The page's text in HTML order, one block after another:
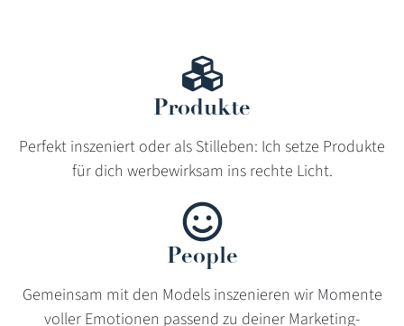
Produkte
Perfekt inszeniert oder als Stilleben: Ich setze Produkte
für dich werbewirksam ins rechte Licht.
People
Gemeinsam mit den Models inszenieren wir Momente
voller Emotionen passend zu deiner Marketing-